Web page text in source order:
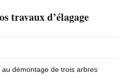
travaux d’élagage
démontage de trois arbres